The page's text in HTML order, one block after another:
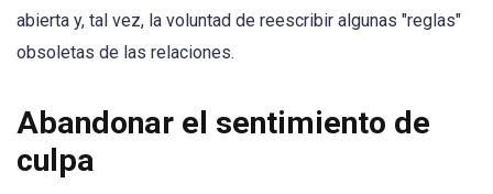
abierta y, tal vez, la voluntad de reescribir algunas "reglas"
obsoletas de las relaciones.
Abandonar el sentimiento de
culpa